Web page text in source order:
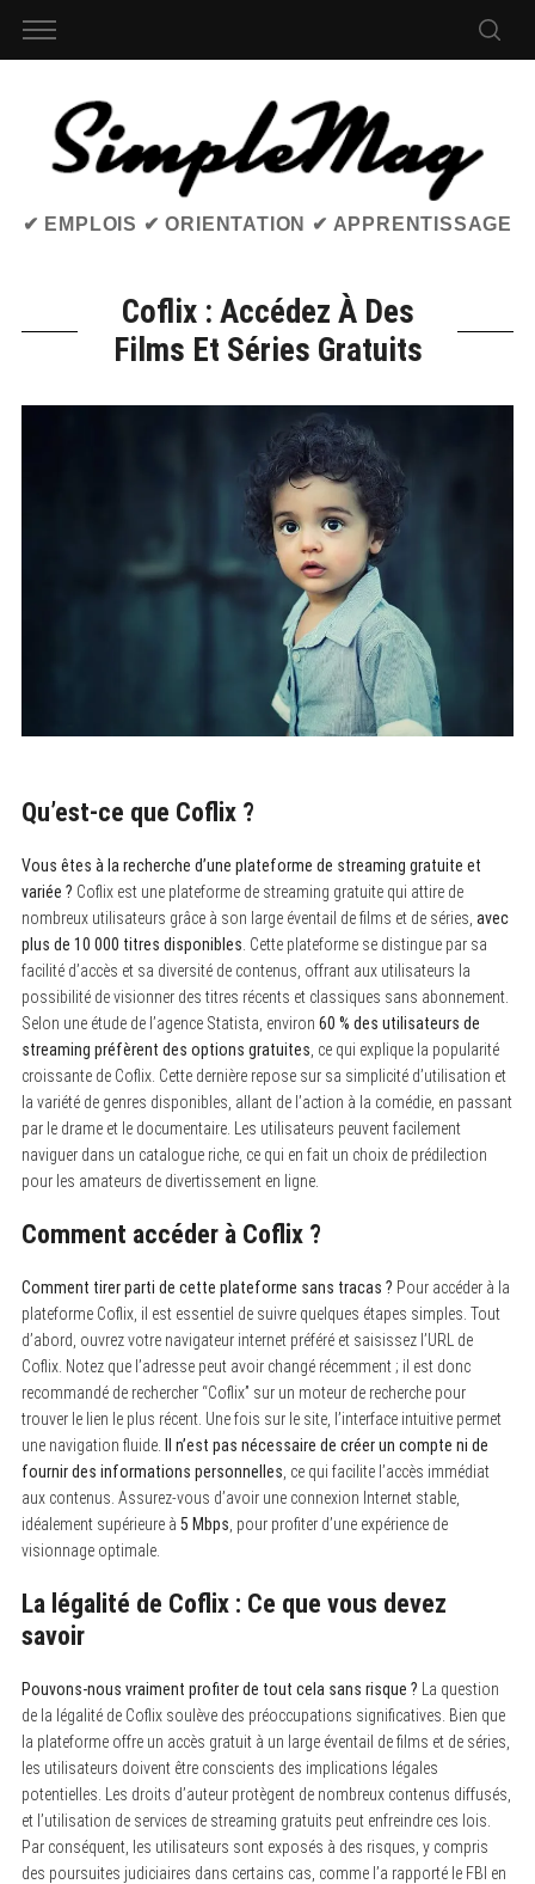
✔ EMPLOIS ✔ ORIENTATION ✔ APPRENTISSAGE
Coflix : Accédez À Des
Films Et Séries Gratuits
Qu’est-ce que Coflix ?
Vous êtes à la recherche d’une plateforme de streaming gratuite et
variée ? Coflix est une plateforme de streaming gratuite qui attire de
nombreux utilisateurs grâce à son large éventail de films et de séries, avec
plus de 10 000 titres disponibles . Cette plateforme se distingue par sa
facilité d’accès et sa diversité de contenus, offrant aux utilisateurs la
possibilité de visionner des titres récents et classiques sans abonnement.
Selon une étude de l’agence Statista, environ 60 % des utilisateurs de
streaming préfèrent des options gratuites , ce qui explique la popularité
croissante de Coflix. Cette dernière repose sur sa simplicité d’utilisation et
la variété de genres disponibles, allant de l’action à la comédie, en passant
par le drame et le documentaire. Les utilisateurs peuvent facilement
naviguer dans un catalogue riche, ce qui en fait un choix de prédilection
pour les amateurs de divertissement en ligne.
Comment accéder à Coflix ?
Comment tirer parti de cette plateforme sans tracas ? Pour accéder à la
plateforme Coflix, il est essentiel de suivre quelques étapes simples. Tout
d’abord, ouvrez votre navigateur internet préféré et saisissez l’URL de
Coflix. Notez que l’adresse peut avoir changé récemment ; il est donc
recommandé de rechercher “Coflix” sur un moteur de recherche pour
trouver le lien le plus récent. Une fois sur le site, l’interface intuitive permet
une navigation fluide.
Il n’est pas nécessaire de créer un compte ni de
fournir des informations personnelles , ce qui facilite l’accès immédiat
aux contenus. Assurez-vous d’avoir une connexion Internet stable,
idéalement supérieure à 5 Mbps , pour profiter d’une expérience de
visionnage optimale.
La légalité de Coflix : Ce que vous devez
savoir
Pouvons-nous vraiment profiter de tout cela sans risque ? La question
de la légalité de Coflix soulève des préoccupations significatives. Bien que
la plateforme offre un accès gratuit à un large éventail de films et de séries,
les utilisateurs doivent être conscients des implications légales
potentielles. Les droits d’auteur protègent de nombreux contenus diffusés,
et l’utilisation de services de streaming gratuits peut enfreindre ces lois.
Par conséquent, les utilisateurs sont exposés à des risques, y compris
des poursuites judiciaires dans certains cas, comme l’a rapporté le FBI en